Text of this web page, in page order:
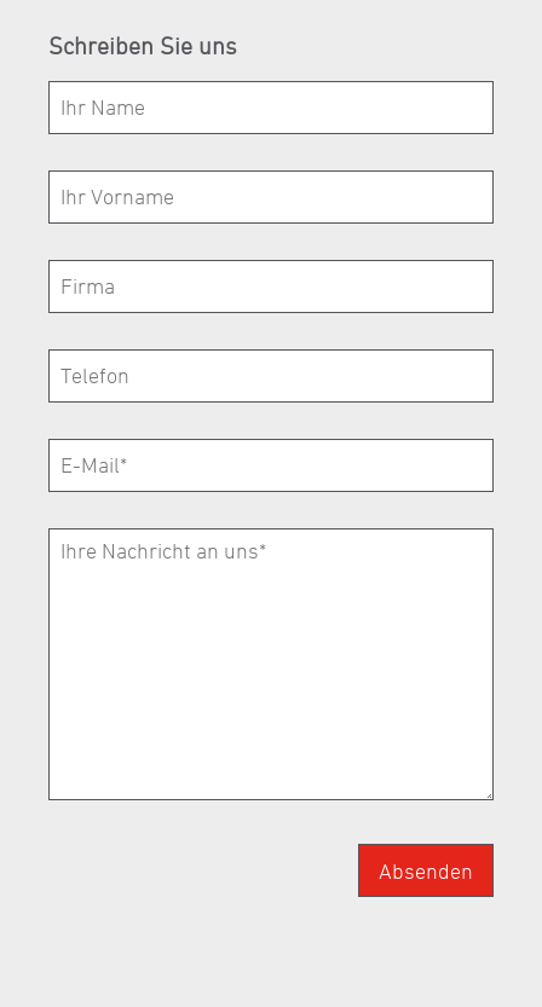
Schreiben Sie uns
Absenden